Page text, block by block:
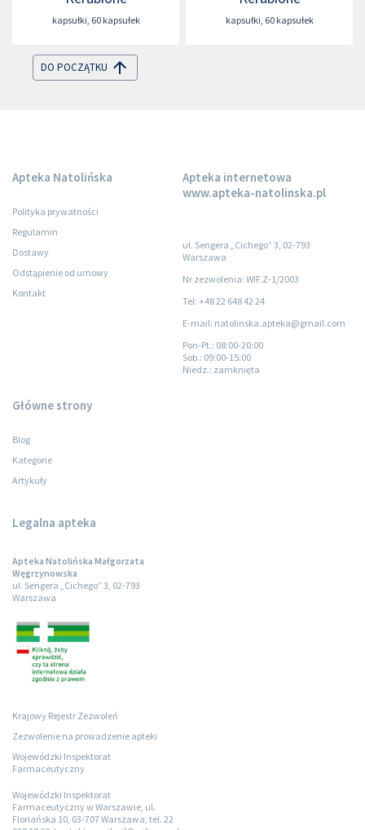
kapsułki, 60 kapsułek kapsułki, 60 kapsułek
DO POCZĄTKU
Apteka Natolińska
Polityka prywatności
Regulamin
Dostawy
Odstąpienie od umowy
Kontakt
Apteka internetowa
www.apteka-natolinska.pl
ul. Sengera „Cichego” 3, 02-793
Warszawa
Nr zezwolenia: WIF.Z-1/2003
Tel: +48 22 648 42 24
E-mail: natolinska.apteka@gmail.com
Pon-Pt.: 08:00-20:00
Sob.: 09:00-15:00
Niedz.: zamknięta
Główne strony
Blog
Kategorie
Artykuły
Legalna apteka
Apteka Natolińska Małgorzata
Węgrzynowska
ul. Sengera „Cichego” 3, 02-793
Warszawa
Krajowy Rejestr Zezwoleń
Zezwolenie na prowadzenie apteki
Wojewódzki Inspektorat
Farmaceutyczny
Wojewódzki Inspektorat
Farmaceutyczny w Warszawie, ul.
Floriańska 10, 03-707 Warszawa, tel. 22